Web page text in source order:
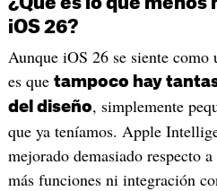
iOS 26?
Aunque iOS 26 se siente
es que tampoco hay
del diseño, simplemente
que ya teníamos. Apple
mejorado demasiado respecto
más funciones ni integración